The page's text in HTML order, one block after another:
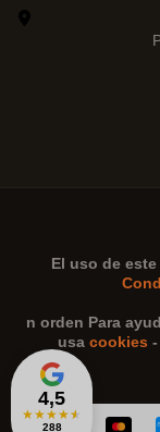
4,5
★★★★★
288
El uso de
n orden Para
usa cookies -